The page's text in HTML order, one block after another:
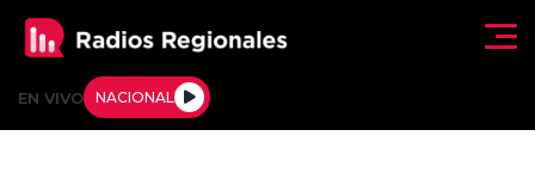
EN VIVO NACIONAL